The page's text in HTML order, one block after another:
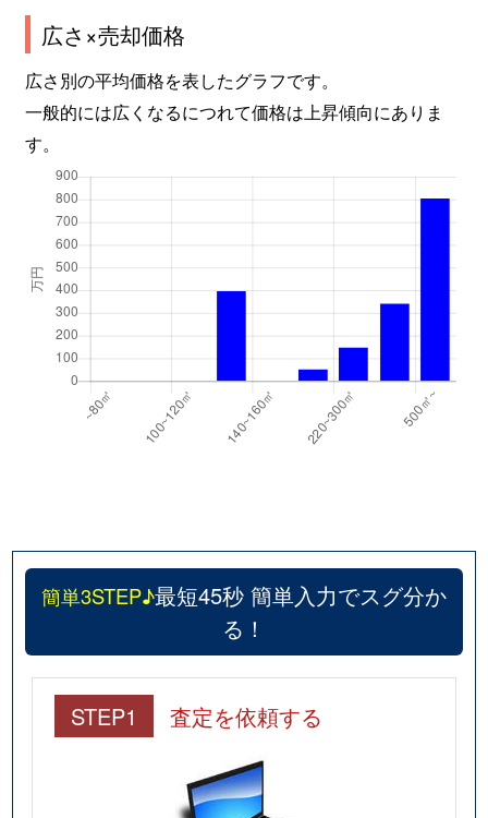
広さ×売却価格
広さ別の平均価格を表したグラフです。
一般的には広くなるにつれて価格は上昇傾向にありま
す。
簡単3STEP♪最短45秒 簡単入力でスグ分か
る！
STEP1 査定を依頼する